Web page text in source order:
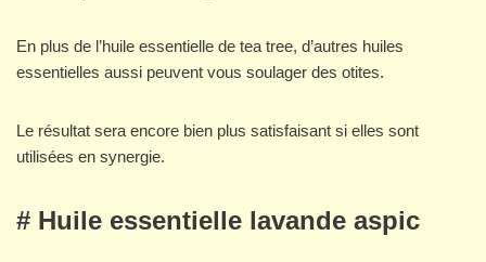
En plus de l’huile essentielle de tea tree, d’autres huiles
essentielles aussi peuvent vous soulager des otites.
Le résultat sera encore bien plus satisfaisant si elles sont
utilisées en synergie.
# Huile essentielle lavande aspic